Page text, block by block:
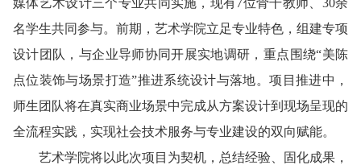
名学生共同参与。前期，艺术学院立足专业特色，组建专项
设计团队，与企业导师协同开展实地调研，重点围绕“美陈
点位装饰与场景打造”推进系统设计与落地。项目推进中，
师生团队将在真实商业场景中完成从方案设计到现场呈现的
全流程实践，实现社会技术服务与专业建设的双向赋能。
艺术学院将以此次项目为契机，总结经验、固化成果，